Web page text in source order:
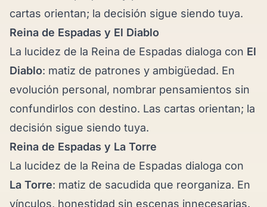
cartas orientan; la decisión sigue siendo tuya.
Reina de Espadas y El Diablo
La lucidez de la Reina de Espadas dialoga con El
Diablo: matiz de patrones y ambigüedad. En
evolución personal, nombrar pensamientos sin
confundirlos con destino. Las cartas orientan; la
decisión sigue siendo tuya.
Reina de Espadas y La Torre
La lucidez de la Reina de Espadas dialoga con
La Torre: matiz de sacudida que reorganiza. En
vínculos, honestidad sin escenas innecesarias.